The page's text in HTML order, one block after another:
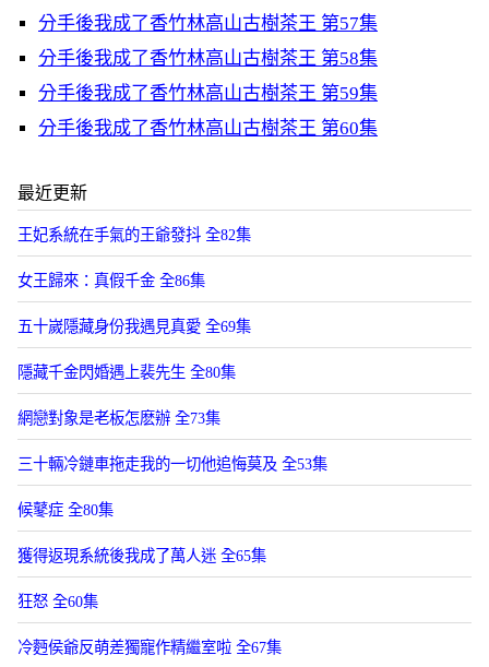
分手後我成了香竹林高山古樹茶王 第57集
分手後我成了香竹林高山古樹茶王 第58集
分手後我成了香竹林高山古樹茶王 第59集
分手後我成了香竹林高山古樹茶王 第60集
最近更新
王妃系統在手氣的王爺發抖 全82集
女王歸來：真假千金 全86集
五十嵗隱藏身份我遇見真愛 全69集
隱藏千金閃婚遇上裴先生 全80集
網戀對象是老板怎麽辦 全73集
三十輛冷鏈車拖走我的一切他追悔莫及 全53集
候鼕症 全80集
獲得返現系統後我成了萬人迷 全65集
狂怒 全60集
冷麪侯爺反萌差獨寵作精繼室啦 全67集